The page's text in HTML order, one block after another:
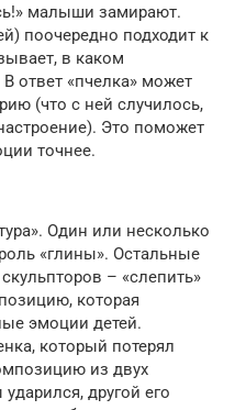
малыши замирают.
поочередно подходит к
в каком
ответ «пчелка» может
(что с ней случилось,
Это поможет
точнее.
Один или несколько
«глины». Остальные
– «слепить»
которая
эмоции детей.
который потерял
из двух
другой его